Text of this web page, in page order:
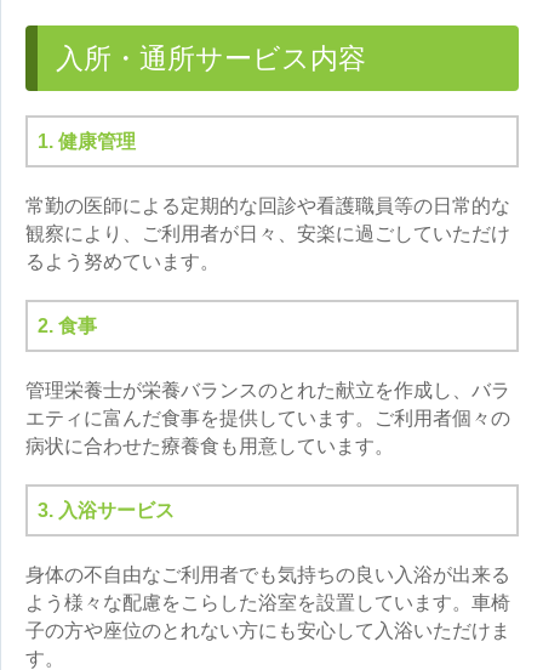
入所・通所サービス内容
1. 健康管理
常勤の医師による定期的な回診や看護職員等の日常的な
観察により、ご利用者が日々、安楽に過ごしていただけ
るよう努めています。
2. 食事
管理栄養士が栄養バランスのとれた献立を作成し、バラ
エティに富んだ食事を提供しています。ご利用者個々の
病状に合わせた療養食も用意しています。
3. 入浴サービス
身体の不自由なご利用者でも気持ちの良い入浴が出来る
よう様々な配慮をこらした浴室を設置しています。車椅
子の方や座位のとれない方にも安心して入浴いただけま
す。